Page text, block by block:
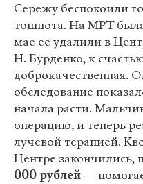
Сережу беспокоили
тошнота. На МРТ
мае ее удалили в
Н. Бурденко, к
доброкачественная.
обследование
начала расти.
операцию, и теперь
лучевой терапией.
Центре закончились,
000 рублей —